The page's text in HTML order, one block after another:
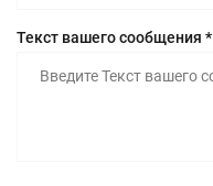
Текст вашего сообщения *